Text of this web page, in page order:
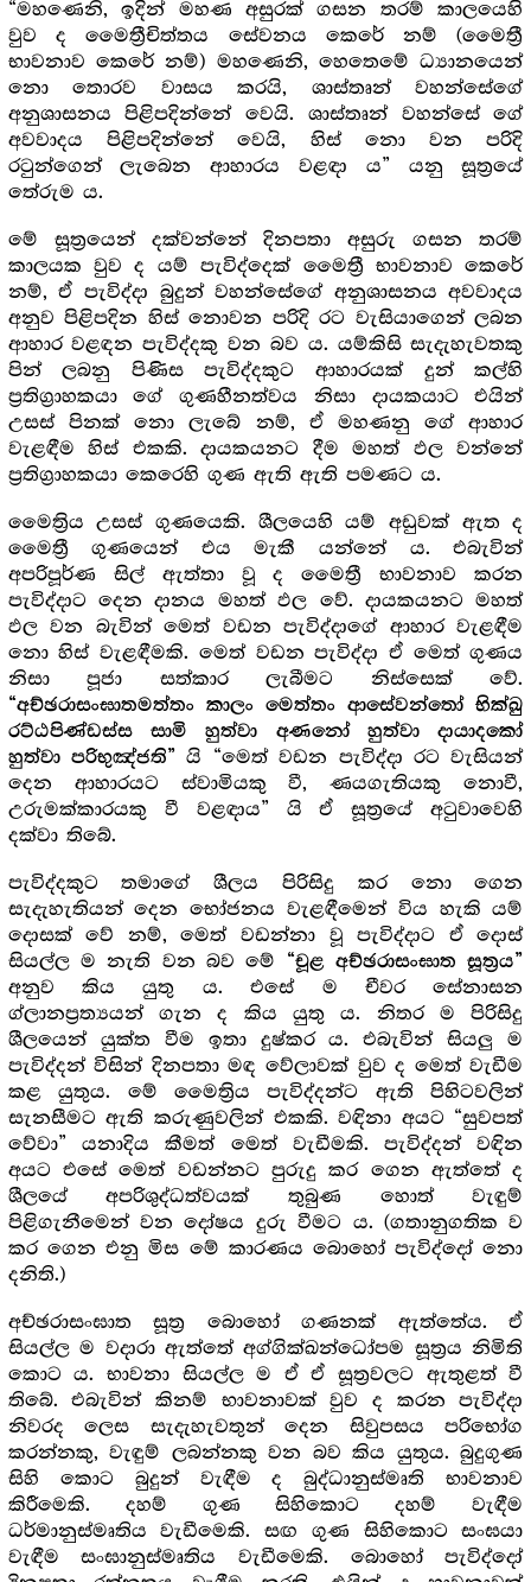
“මහණෙනි, ඉදින් මහණ අසුරක් ගසන තරම් කාලයෙහි
වුව ද මෛත්‍රීචිත්තය සේවනය කෙරේ නම් (මෛත්‍රී
භාවනාව කෙරේ නම්) මහණෙනි, හෙතෙමේ ධ්‍යානයෙන්
නො තොරව වාසය කරයි, ශාස්තෘන් වහන්සේගේ
අනුශාසනය පිළිපදින්නේ වෙයි. ශාස්තෘන් වහන්සේ ගේ
අවවාදය පිළිපදින්නේ වෙයි, හිස් නො වන පරිදි
රටුන්ගෙන් ලැබෙන ආහාරය වළඳා ය” යනු සූත්‍රයේ
තේරුම ය.
මේ සූත්‍රයෙන් දක්වන්නේ දිනපතා අසුරු ගසන තරම්
කාලයක වුව ද යම් පැවිද්දෙක් මෛත්‍රී භාවනාව කෙරේ
නම්, ඒ පැවිද්දා බුදුන් වහන්සේගේ අනුශාසනය අවවාදය
අනුව පිළිපදින හිස් නොවන පරිදි රට වැසියාගෙන් ලබන
ආහාර වළඳන පැවිද්දකු වන බව ය. යම්කිසි සැදැහැවතකු
පින් ලබනු පිණිස පැවිද්දකුට ආහාරයක් දුන් කල්හි
ප්‍ර‍තිග්‍රාහකයා ගේ ගුණහීනත්වය නිසා දායකයාට එයින්
උසස් පිනක් නො ලැබේ නම්, ඒ මහණනු ගේ ආහාර
වැළඳීම හිස් එකකි. දායකයනට දීම මහත් ඵල වන්නේ
ප්‍ර‍තිග්‍රාහකයා කෙරෙහි ගුණ ඇති ඇති පමණට ය.
මෛත්‍රිය උසස් ගුණයෙකි. ශීලයෙහි යම් අඩුවක් ඇත ද
මෛත්‍රී ගුණයෙන් එය මැකී යන්නේ ය. එබැවින්
අපරිපූර්ණ සිල් ඇත්තා වූ ද මෛත්‍රී භාවනාව කරන
පැවිද්දාට දෙන දානය මහත් ඵල වේ. දායකයනට මහත්
ඵල වන බැවින් මෙත් වඩන පැවිද්දාගේ ආහාර වැළඳීම
නො හිස් වැළඳීමකි. මෙත් වඩන පැවිද්දා ඒ මෙත් ගුණය
නිසා පූජා සත්කාර ලැබීමට නිස්සෙක් වේ.
“අච්ඡරාසංඝාතමත්තං කාලං මෙත්තං ආසේවන්තෝ භික්ඛු
රට්ඨපිණ්ඩස්ස සාමි හුත්වා අණනෝ හුත්වා දායාදකෝ
හුත්වා පරිභුඤ්ජති” යි “මෙත් වඩන පැවිද්දා රට වැසියන්
දෙන ආහාරයට ස්වාමියකු වී, ණයගැතියකු නොවී,
උරුමක්කාරයකු වී වළඳාය” යි ඒ සූත්‍රයේ අටුවාවෙහි
දක්වා තිබේ.
පැවිද්දකුට තමාගේ ශීලය පිරිසිදු කර නො ගෙන
සැදැහැතියන් දෙන භෝජනය වැළඳීමෙන් විය හැකි යම්
දොසක් වේ නම්, මෙත් වඩන්නා වූ පැවිද්දාට ඒ දොස්
සියල්ල ම නැති වන බව මේ
“චූළ අච්ඡරාසංඝාත සූත්‍ර‍ය”
අනුව කිය යුතු ය. එසේ ම චීවර සේනාසන
ග්ලානප්‍ර‍ත්‍යයන් ගැන ද කිය යුතු ය. නිතර ම පිරිසිදු
ශීලයෙන් යුක්ත වීම ඉතා දුෂ්කර ය. එබැවින් සියලු ම
පැවිද්දන් විසින් දිනපතා මඳ වේලාවක් වුව ද මෙත් වැඩීම
කළ යුතුය. මේ මෛත්‍රිය පැවිද්දන්ට ඇති පිහිටවලින්
සැනසීමට ඇති කරුණුවලින් එකකි. වඳිනා අයට “සුවපත්
වේවා” යනාදිය කීමත් මෙත් වැඩීමකි. පැවිද්දන් වඳින
අයට එසේ මෙත් වඩන්නට පුරුදු කර ගෙන ඇත්තේ ද
ශීලයේ අපරිශුද්ධත්වයක් තුබුණ හොත් වැඳුම්
පිළිගැනීමෙන් වන දෝෂය දුරු වීමට ය. (ගතානුගතික ව
කර ගෙන එනු මිස මේ කාරණය බොහෝ පැවිද්දෝ නො
දනිති.)
අච්ඡරාසංඝාත සූත්‍ර‍ බොහෝ ගණනක් ඇත්තේය. ඒ
සියල්ල ම වදාරා ඇත්තේ අග්ගික්ඛන්ධෝපම සූත්‍ර‍ය නිමිති
කොට ය. භාවනා සියල්ල ම ඒ ඒ සූත්‍ර‍වලට ඇතුළත් වී
තිබේ. එබැවින් කිනම් භාවනාවක් වුව ද කරන පැවිද්දා
නිවරද ලෙස සැදැහැවතුන් දෙන සිවුපසය පරිභෝග
කරන්නකු, වැඳුම් ලබන්නකු වන බව කිය යුතුය. බුදුගුණ
සිහි කොට බුදුන් වැඳීම ද බුද්ධානුස්මෘති භාවනාව
කිරීමෙකි. දහම් ගුණ සිහිකොට දහම් වැඳීම
ධර්මානුස්මෘතිය වැඩීමෙකි. සඟ ගුණ සිහිකොට සංඝයා
වැඳීම සංඝානුස්මෘතිය වැඩීමෙකි. බොහෝ පැවිද්දෝ